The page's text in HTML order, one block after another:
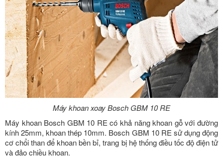
Máy khoan xoay Bosch GBM 10 RE
Máy khoan Bosch GBM 10 RE có khả năng khoan gỗ với đường
kính 25mm, khoan thép 10mm. Bosch GBM 10 RE sử dụng động
cơ chổi than để khoan bền bỉ, trang bị hệ thống điều tốc độ điện tử
và đảo chiều khoan.